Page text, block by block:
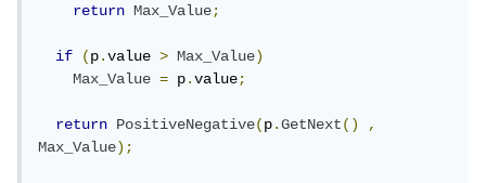
return
Max_Value;
if (p.value > Max_Value)
Max_Value
= p.value;
return PositiveNegative(p.GetNext()
,
Max_Value);